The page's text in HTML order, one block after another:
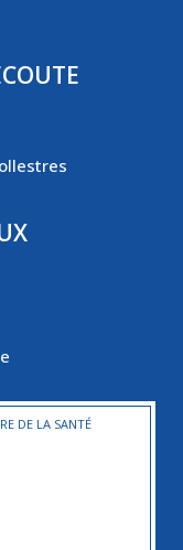
DE LA SANTÉ